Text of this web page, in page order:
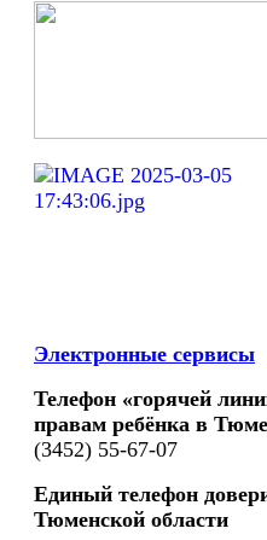
Электронные сервисы
Телефон «горячей
правам ребёнка в
(3452) 55-67-07
Единый телефон
Тюменской области